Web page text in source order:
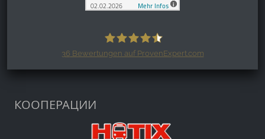
Harzspots.com - Den neuen Harz
36 Bewertungen auf ProvenExpert.com
КООПЕРАЦИИ